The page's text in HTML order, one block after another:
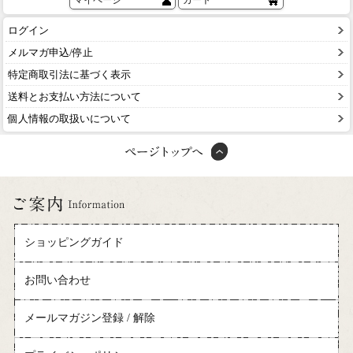
ログイン
メルマガ申込/停止
特定商取引法に基づく表示
送料とお支払い方法について
個人情報の取扱いについて
ショッピングガイド
お問い合わせ
メールマガジン登録 / 解除